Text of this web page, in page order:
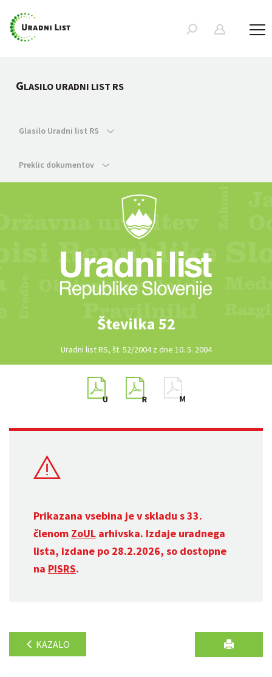
GLASILO URADNI LIST RS
Glasilo Uradni list RS
Preklic dokumentov
Številka 52
Uradni list RS, št. 52/2004 z dne 10. 5. 2004
Prikazana vsebina je v skladu s 33.
členom ZoUL arhivska. Izdaje uradnega
lista, izdane po 28.2.2026, so dostopne
na PISRS.
KAZALO